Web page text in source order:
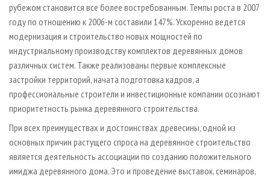
рубежом становится все более востребованным. Темпы роста в 2007
году по отношению к 2006-м составили 147%. Ускоренно ведется
модернизация и строительство новых мощностей по
индустриальному производству комплектов деревянных домов
различных систем. Также реализованы первые комплексные
застройки территорий, начата подготовка кадров, а
профессиональные строители и инвестиционные компании осознают
приоритетность рынка деревянного строительства.
При всех преимуществах и достоинствах древесины, одной из
основных причин растущего спроса на деревянное строительство
является деятельность ассоциации по созданию положительного
имиджа деревянного дома. Это и проведение выставок, семинаров,